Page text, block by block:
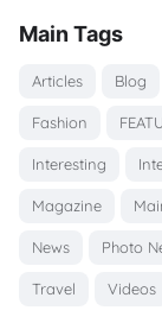
Main Tags
Articles Blog
Fashion
Interesting
Magazine
News Photo
Travel Videos